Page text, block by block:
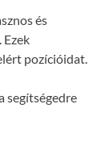
és
pozícióidat.
segítségedre